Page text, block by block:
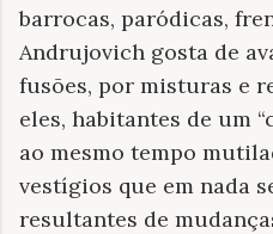
barrocas, paródicas,
Andrujovich gosta de
fusões, por misturas e
eles, habitantes de um
ao mesmo tempo
vestígios que em nada
resultantes de